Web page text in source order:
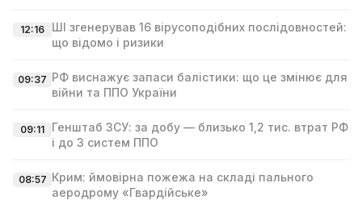
12:16
ШІ згенерував 16 вірусоподібних послідовностей:
що відомо і ризики
09:37 РФ виснажує запаси балістики: що це змінює для
війни та ППО України
09:11
Генштаб ЗСУ: за добу — близько 1,2 тис. втрат РФ
і до 3 систем ППО
08:57 Крим: ймовірна пожежа на складі пального
аеродрому «Гвардійське»